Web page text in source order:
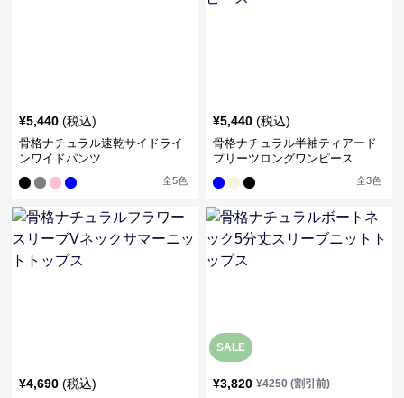
¥5,440 (税込)
骨格ナチュラル速乾サイドライ
ンワイドパンツ
全5色
¥5,440 (税込)
骨格ナチュラル半袖ティアード
プリーツロングワンピース
全3色
¥4,690 (税込)
SALE
¥3,820 ¥4250(割引前)